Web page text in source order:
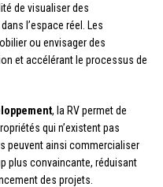
de visualiser des
l’espace réel. Les
ou envisager des
et accélérant le processus de
, la RV permet de
qui n’existent pas
peuvent ainsi commercialiser
plus convaincante, réduisant
des projets.